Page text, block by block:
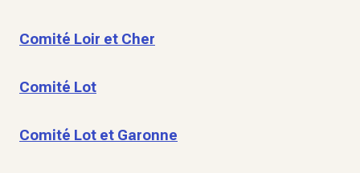
Comité Loir et Cher
Comité Lot
Comité Lot et Garonne